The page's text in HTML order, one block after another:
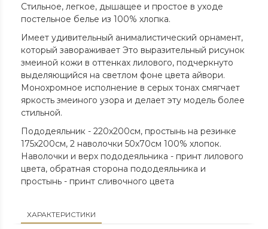
Стильное, легкое, дышащее и простое в уходе
постельное белье из 100% хлопка.
Имеет удивительный анималистический орнамент,
который завораживает Это выразительный рисунок
змеиной кожи в оттенках лилового, подчеркнуто
выделяющийся на светлом фоне цвета айвори.
Монохромное исполнение в серых тонах смягчает
яркость змеиного узора и делает эту модель более
стильной.
Пододеяльник - 220х200см, простынь на резинке
175х200см, 2 наволочки 50х70см 100% хлопок.
Наволочки и верх пододеяльника - принт лилового
цвета, обратная сторона пододеяльника и
простынь - принт сливочного цвета
ХАРАКТЕРИСТИКИ